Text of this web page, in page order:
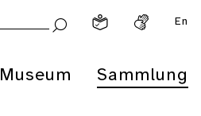
En
Museum Sammlung